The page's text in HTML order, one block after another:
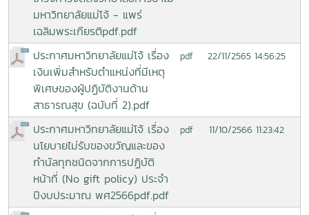
มหาวิทยาลัยแม่โจ้ - แพร่
เฉลิมพระเกียรติpdf.pdf
ประกาศมหาวิทยาลัยแม่โจ้ เรื่อง
เงินเพิ่มสำหรับตำแหน่งที่มีเหตุ
พิเศษของผู้ปฏิบัติงานด้าน
สาธารณสุข (ฉบับที่ 2).pdf
pdf 22/11/2565 14:56:25
ประกาศมหาวิทยาลัยแม่โจ้ เรื่อง
นโยบายไม่รับของขวัญและของ
กำนัลทุกชนิดจากการปฏิบัติ
หน้าที่ (No gift policy) ประจำ
ปีงบประมาณ พศ2566pdf.pdf
pdf 11/10/2566 11:23:42